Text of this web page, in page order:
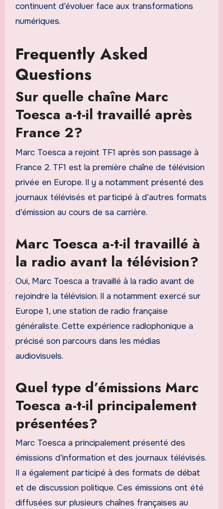
continuent d’évoluer face aux transformations
numériques.
Frequently Asked
Questions
Sur quelle chaîne Marc
Toesca a-t-il travaillé après
France 2?
Marc Toesca a rejoint TF1 après son passage à
France 2. TF1 est la première chaîne de télévision
privée en Europe. Il y a notamment présenté des
journaux télévisés et participé à d’autres formats
d’émission au cours de sa carrière.
Marc Toesca a-t-il travaillé à
la radio avant la télévision?
Oui, Marc Toesca a travaillé à la radio avant de
rejoindre la télévision. Il a notamment exercé sur
Europe 1, une station de radio française
généraliste. Cette expérience radiophonique a
précisé son parcours dans les médias
audiovisuels.
Quel type d’émissions Marc
Toesca a-t-il principalement
présentées?
Marc Toesca a principalement présenté des
émissions d’information et des journaux télévisés.
Il a également participé à des formats de débat
et de discussion politique. Ces émissions ont été
diffusées sur plusieurs chaînes françaises au